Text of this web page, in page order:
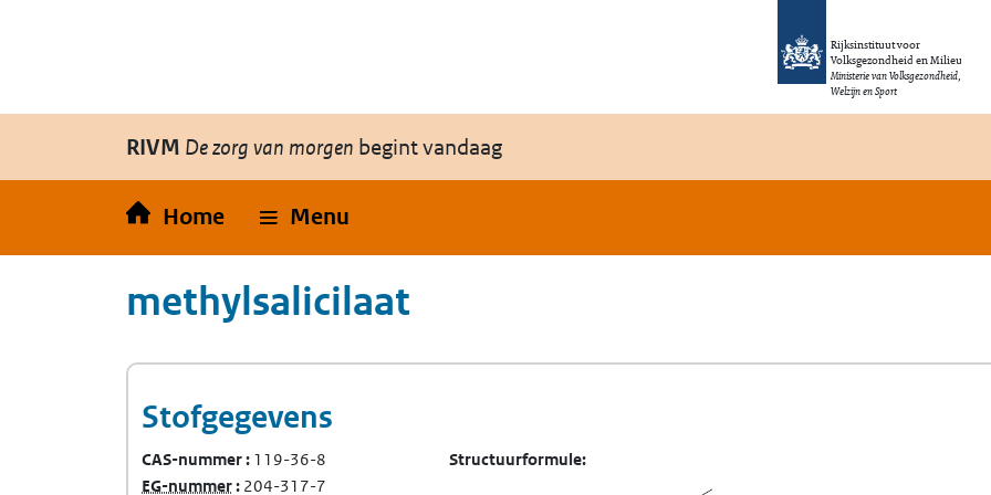
Rijksinstituut voor
Volksgezondheid en Milieu
Ministerie van Volksgezondheid,
Welzijn en Sport
RIVM De zorg van morgen begint vandaag
Home Menu
methylsalicilaat
Stofgegevens
CAS-nummer 119-36-8
EG-nummer(Europees Gemeenschap-nummer)
204-317-7
Structuurformule